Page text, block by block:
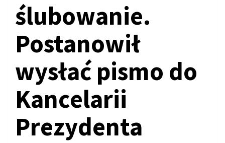
ślubowanie.
Postanowił
wysłać pismo do
Kancelarii
Prezydenta